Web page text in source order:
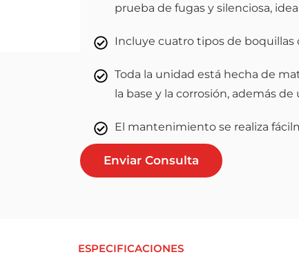
prueba de fugas y silenciosa,
Incluye cuatro tipos de boquillas
Toda la unidad está hecha de
la base y la corrosión, además
El mantenimiento se realiza
Enviar Consulta
ESPECIFICACIONES